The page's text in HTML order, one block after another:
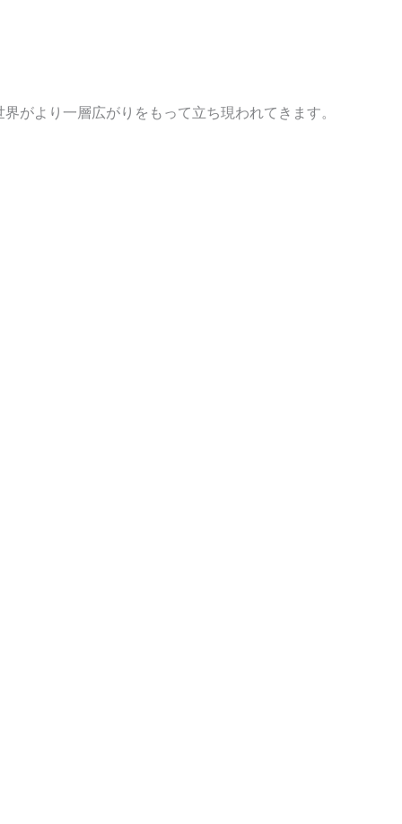
がより一層広がりをもって立ち現われてきます。